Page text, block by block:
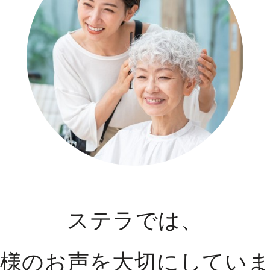
ステラでは、
のお声を大切にしてい